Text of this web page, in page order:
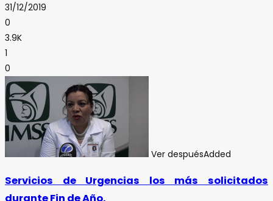
31/12/2019
0
3.9K
1
0
Ver despuésAdded
Servicios de Urgencias los más solicitados